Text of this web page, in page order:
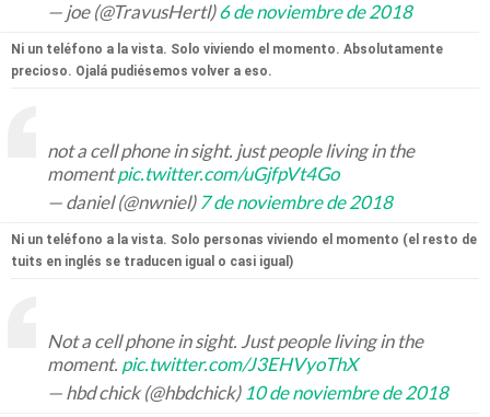
— joe (@TravusHertl)6 de noviembre de 2018
Ni un teléfono a la vista. Solo viviendo el momento. Absolutamente
precioso. Ojalá pudiésemos volver a eso.
not a cell phone in sight. just people living in the
momentpic.twitter.com/uGjfpVt4Go
— daniel (@nwniel) 7 de noviembre de 2018
Ni un teléfono a la vista. Solo personas viviendo el momento (el resto de
tuits en inglés se traducen igual o casi igual)
Not a cell phone in sight. Just people living in the
moment. pic.twitter.com/J3EHVyoThX
— hbd chick (@hbdchick) 10 de noviembre de 2018